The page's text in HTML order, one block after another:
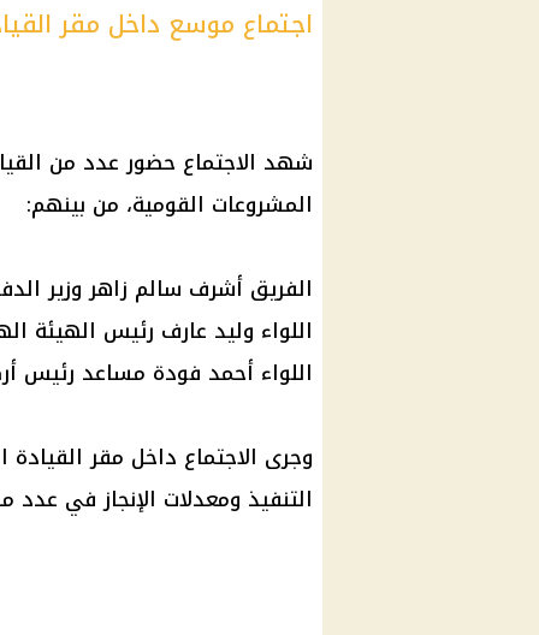
اجتماع موسع داخل مقر
شهد الاجتماع حضور عدد من
المشروعات القومية، من بينهم:
الفريق أشرف سالم زاهر وزير
اللواء وليد عارف رئيس الهيئة
اللواء أحمد فودة مساعد رئيس
وجرى الاجتماع داخل مقر القيادة
التنفيذ ومعدلات الإنجاز في عدد